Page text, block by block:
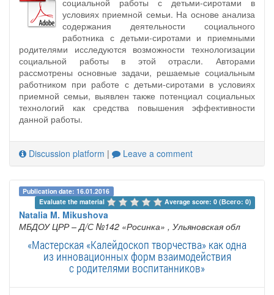
социальной работы с детьми-сиротами в
условиях приемной семьи. На основе анализа
содержания деятельности социального
работника с детьми-сиротами и приемными
родителями исследуются возможности технологизации
социальной работы в этой отрасли. Авторами
рассмотрены основные задачи, решаемые социальным
работником при работе с детьми-сиротами в условиях
приемной семьи, выявлен также потенциал социальных
технологий как средства повышения эффективности
данной работы.
Discussion platform | Leave a comment
Publication date: 16.01.2016
Evaluate the material
Average score: 0 (Всего: 0)
Natalia M. Mikushova
МБДОУ ЦРР – Д/С №142 «Росинка» , Ульяновская обл
«Мастерская «Калейдоскоп творчества» как одна
из инновационных форм взаимодействия
с родителями воспитанников»